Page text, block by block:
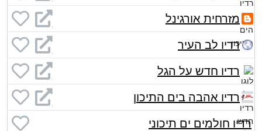
מזרחית אורגינל
רדיו לב העיר
רדיו חדש על הגל
רדיו אהבה בים התיכון
רדיו חולמים ים תיכוני